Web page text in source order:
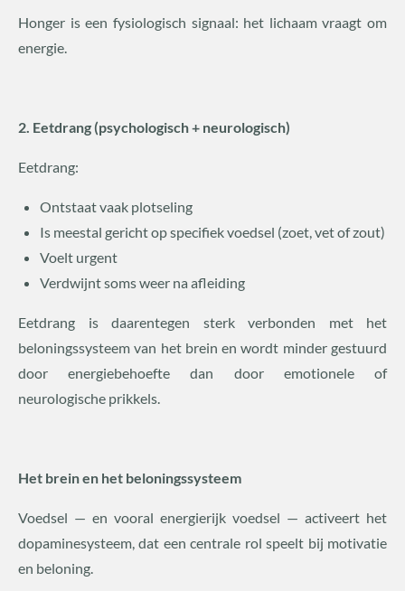
Honger is een fysiologisch signaal: het lichaam vraagt om
energie.
2. Eetdrang (psychologisch + neurologisch)
Eetdrang:
Ontstaat vaak plotseling
Is meestal gericht op specifiek voedsel (zoet, vet of zout)
Voelt urgent
Verdwijnt soms weer na afleiding
Eetdrang is daarentegen sterk verbonden met het
beloningssysteem van het brein en wordt minder gestuurd
door energiebehoefte dan door emotionele of
neurologische prikkels.
Het brein en het beloningssysteem
Voedsel — en vooral energierijk voedsel — activeert het
dopaminesysteem, dat een centrale rol speelt bij motivatie
en beloning.